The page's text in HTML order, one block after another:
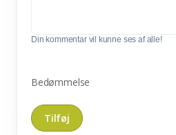
Din kommentar vil kunne ses af alle!
Bedømmelse